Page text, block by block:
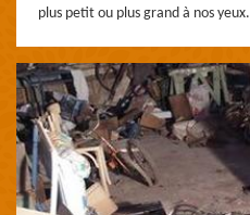
plus petit ou plus grand à nos yeux.